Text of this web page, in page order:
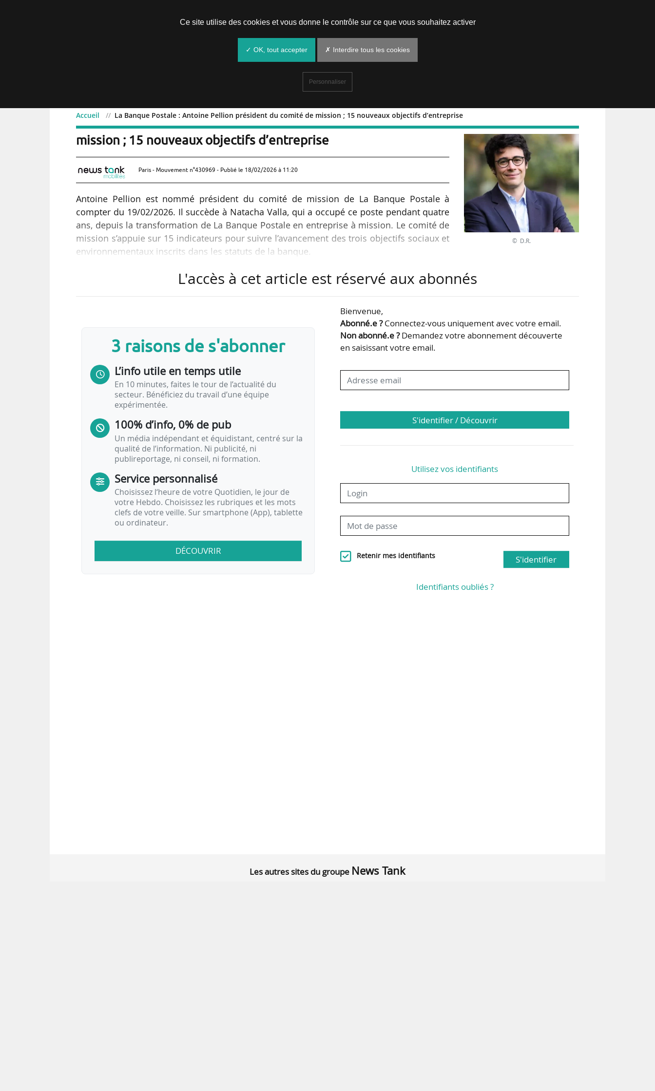
Accueil La Banque Postale : Antoine Pellion président du comité de mission ; 15 nouveaux objectifs d’entreprise
La Banque Postale : Antoine Pellion président du comité de
mission ; 15 nouveaux objectifs d’entreprise
Paris - Mouvement n°430969 - Publié le 18/02/2026 à 11:20
Antoine Pellion est nommé président du comité de mission de La Banque Postale à
compter du 19/02/2026. Il succède à Natacha Valla, qui a occupé ce poste pendant quatre
ans, depuis la transformation de La Banque Postale en entreprise à mission. Le comité de
mission s’appuie sur 15 indicateurs pour suivre l’avancement des trois objectifs sociaux et
environnementaux inscrits dans les statuts de la banque.
« Les banques ont un rôle déterminant à jouer dans l’accompagnement des transitions
transition juste « comme raison d’être, est un partenaire naturel exemplaire — elle sait
© D.R.
L'accès à cet article est réservé aux abonnés
3 raisons de s'abonner
L’info utile en temps utile
En 10 minutes, faites le tour de l’actualité du
secteur. Bénéficiez du travail d’une équipe
expérimentée.
100% d’info, 0% de pub
Un média indépendant et équidistant, centré sur la
qualité de l’information. Ni publicité, ni
publireportage, ni conseil, ni formation.
Service personnalisé
Choisissez l‘heure de votre Quotidien, le jour de
votre Hebdo. Choisissez les rubriques et les mots
clefs de votre veille. Sur smartphone (App), tablette
ou ordinateur.
DÉCOUVRIR
Bienvenue,
Abonné.e ?Connectez-vous uniquement avec votre email.
Non abonné.e ?Demandez votre abonnement découverte
en saisissant votre email.
S'identifier / Découvrir
Utilisez vos identifiants
Retenir mes identifiants S'identifier
Identifiants oubliés ?
Les autres sites du groupe News Tank
Ce site utilise des cookies et vous donne le contrôle sur ce que vous souhaitez activer
✓ OK, tout accepter ✗ Interdire tous les cookies
Personnaliser